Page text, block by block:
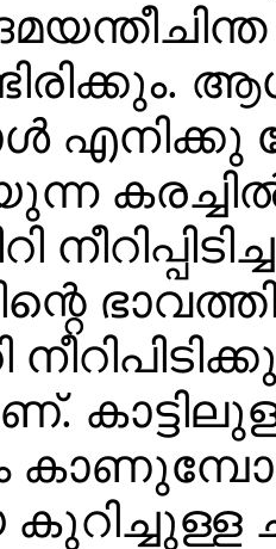
എനിക്കു